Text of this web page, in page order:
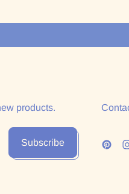
products.
Subscribe